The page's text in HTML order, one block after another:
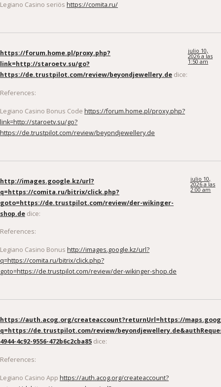
Legiano Casino seriös https://comita.ru/
https://forum.home.pl/proxy.php?
link=http://staroetv.su/go?
https://de.trustpilot.com/review/beyondjewellery.de dice:
julio 10,
2026 a las
1:50 am
References:
Legiano Casino Bonus Code https://forum.home.pl/proxy.php?
link=http://staroetv.su/go?
https://de.trustpilot.com/review/beyondjewellery.de
http://images.google.kz/url?
q=https://comita.ru/bitrix/click.php?
goto=https://de.trustpilot.com/review/der-wikinger-
shop.de dice:
julio 10,
2026 a las
2:00 am
References:
Legiano Casino Bonus http://images.google.kz/url?
q=https://comita.ru/bitrix/click.php?
goto=https://de.trustpilot.com/review/der-wikinger-shop.de
https://auth.acog.org/createaccount?returnUrl=https://
q=https://de.trustpilot.com/review/
4944-4c92-9556-472b6c2cba85 dice:
References:
Legiano Casino App https://auth.acog.org/createaccount?